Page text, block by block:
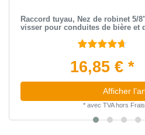
Raccord tuyau, Nez de robinet 5/
visser pour conduites de bière et
16,85 € *
Afficher
* avec TVAhors